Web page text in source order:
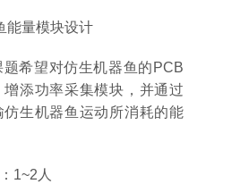
量模块设计
希望对仿生机器鱼的PCB
添功率采集模块，并通过
生机器鱼运动所消耗的能
1~2人